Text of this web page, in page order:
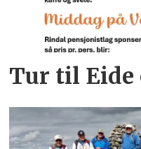
Tur til